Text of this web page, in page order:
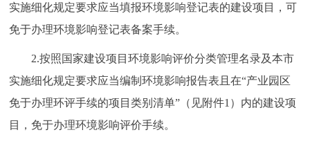
实施细化规定要求应当填报环境影响登记表的建设项目，可
免于办理环境影响登记表备案手续。
2.按照国家建设项目环境影响评价分类管理名录及本市
实施细化规定要求应当编制环境影响报告表且在“产业园区
免于办理环评手续的项目类别清单”（见附件1）内的建设项
目，免于办理环境影响评价手续。